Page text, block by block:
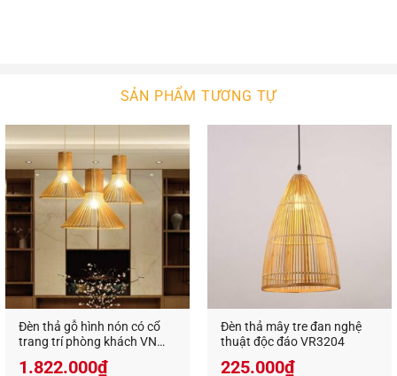
Với kiểu dáng và kích thước đa dạng,đèn gổ decor
Cho dù không gian có khô khan hay cứng nhắc
đến đâu thì sự xuất hiện của đèn trang trí cũng sẽ
mang đến sự cân bằng, tạo cảm giác nhẹ nhàng,
trang nhã và thanh thoát.
Không chỉ tạo sự cân bằng cho nội thất,đèn gỗ
decor trang trícòn có khả năng tạo sự cân bằng
cho màu sắc bởi ánh sáng phát ra từ đèn không
quá chói gắt, cũng không quá lạnh lẽo. Bất kể màu
sắc chủ đạo của căn phòng là gì thì đèn gỗ trang
trí cũng mang đến sự hài hòa, giúp không gian
SẢN PHẨM TƯƠNG TỰ
Đèn thả gỗ hình nón có cổ
trang trí phòng khách VN
1.822.000₫
Đèn thả mây tre đan nghệ
thuật độc đáo VR3204
225.000₫